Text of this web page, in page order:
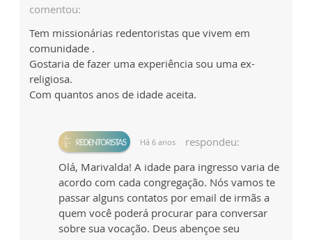
comentou:
Tem missionárias redentoristas que vivem em
comunidade .
Gostaria de fazer uma experiência sou uma ex-
religiosa.
Com quantos anos de idade aceita.
Há 6 anos
respondeu:
Olá, Marivalda! A idade para ingresso varia de
acordo com cada congregação. Nós vamos te
passar alguns contatos por email de irmãs a
quem você poderá procurar para conversar
sobre sua vocação. Deus abençoe seu